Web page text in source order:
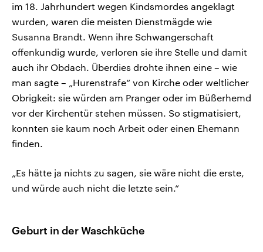
im 18. Jahrhundert wegen Kindsmordes angeklagt
wurden, waren die meisten Dienstmägde wie
Susanna Brandt. Wenn ihre Schwangerschaft
offenkundig wurde, verloren sie ihre Stelle und damit
auch ihr Obdach. Überdies drohte ihnen eine – wie
man sagte – „Hurenstrafe“ von Kirche oder weltlicher
Obrigkeit: sie würden am Pranger oder im Büßerhemd
vor der Kirchentür stehen müssen. So stigmatisiert,
konnten sie kaum noch Arbeit oder einen Ehemann
finden.
„Es hätte ja nichts zu sagen, sie wäre nicht die erste,
und würde auch nicht die letzte sein.“
Geburt in der Waschküche